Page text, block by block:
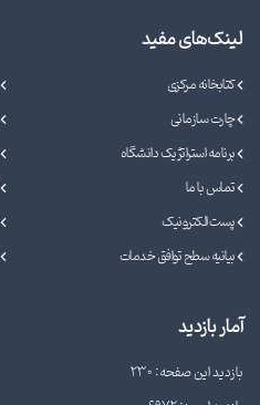
لینک‌های مفید
کتابخانه مرکزی
چارت سازمانی
برنامه استراتژیک دانشگاه
تماس با ما
پست الکترونیک
بیانیه سطح توافق خدمات
آمار بازدید
بازدید این صفحه: 230